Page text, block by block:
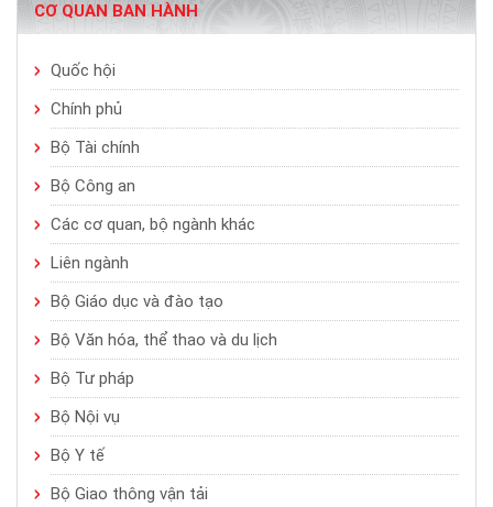
CƠ QUAN BAN HÀNH
Quốc hội
Chính phủ
Bộ Tài chính
Bộ Công an
Các cơ quan, bộ ngành khác
Liên ngành
Bộ Giáo dục và đào tạo
Bộ Văn hóa, thể thao và du lịch
Bộ Tư pháp
Bộ Nội vụ
Bộ Y tế
Bộ Giao thông vận tải